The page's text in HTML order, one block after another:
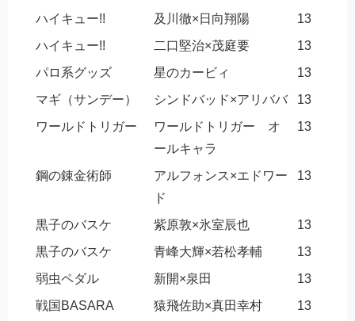
ハイキュー!!
及川徹×日向翔陽
13
ハイキュー!!
二口堅治×茂庭要
13
パロ系グッズ
星のカービィ
13
マギ（サンデー）
シンドバッド×アリババ
13
ワールドトリガー
ワールドトリガー オ
ールキャラ
13
鋼の錬金術師
アルフォンス×エドワー
ド
13
黒子のバスケ 紫原敦×氷室辰也
13
黒子のバスケ
青峰大輝×若松孝輔
13
弱虫ペダル
新開×泉田
13
戦国BASARA
猿飛佐助×真田幸村
13